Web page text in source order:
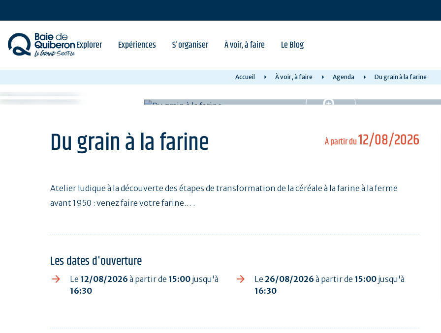
principal
Explorer Expériences S'organiser À voir, à faire Le Blog
Accueil À voir, à faire Agenda Du grain à la farine
À partir du12/08/2026
Du grain à la farine
Atelier ludique à la découverte des étapes de transformation de la céréale à la farine à la ferme
avant 1950 : venez faire votre farine… .
Les dates d'ouverture
Le 12/08/2026 à partir de 15:00 jusqu'à
16:30
Le 26/08/2026 à partir de 15:00 jusqu'à
16:30